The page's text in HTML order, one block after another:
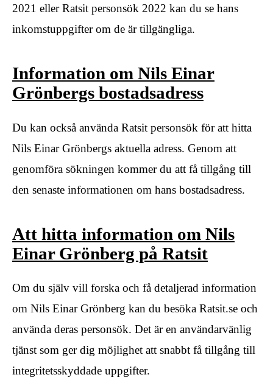
2021 eller Ratsit personsök 2022 kan du se hans
inkomstuppgifter om de är tillgängliga.
Information om Nils Einar
Grönbergs bostadsadress
Du kan också använda Ratsit personsök för att hitta
Nils Einar Grönbergs aktuella adress. Genom att
genomföra sökningen kommer du att få tillgång till
den senaste informationen om hans bostadsadress.
Att hitta information om Nils
Einar Grönberg på Ratsit
Om du själv vill forska och få detaljerad information
om Nils Einar Grönberg kan du besöka Ratsit.se och
använda deras personsök. Det är en användarvänlig
tjänst som ger dig möjlighet att snabbt få tillgång till
integritetsskyddade uppgifter.